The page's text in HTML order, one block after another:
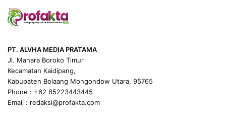
PT. ALVHA MEDIA PRATAMA
Jl. Manara Boroko Timur
Kecamatan Kaidipang,
Kabupaten Bolaang Mongondow Utara, 95765
Phone : +62 85223443445
Email : redaksi@profakta.com